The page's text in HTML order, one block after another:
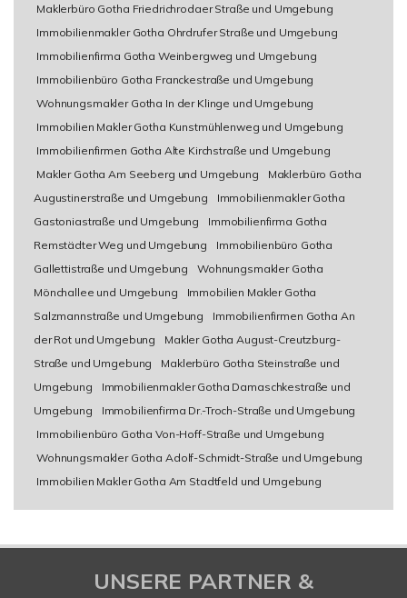
Maklerbüro Gotha Friedrichrodaer Straße und Umgebung
Immobilienmakler Gotha Ohrdrufer Straße und Umgebung
Immobilienfirma Gotha Weinbergweg und Umgebung
Immobilienbüro Gotha Franckestraße und Umgebung
Wohnungsmakler Gotha In der Klinge und Umgebung
Immobilien Makler Gotha Kunstmühlenweg und Umgebung
Immobilienfirmen Gotha Alte Kirchstraße und Umgebung
Makler Gotha Am Seeberg und Umgebung
Maklerbüro Gotha
Augustinerstraße und Umgebung
Immobilienmakler Gotha
Gastoniastraße und Umgebung
Immobilienfirma Gotha
Remstädter Weg und Umgebung
Immobilienbüro Gotha
Gallettistraße und Umgebung
Wohnungsmakler Gotha
Mönchallee und Umgebung
Immobilien Makler Gotha
Salzmannstraße und Umgebung
Immobilienfirmen Gotha An
der Rot und Umgebung
Makler Gotha August-Creutzburg-
Straße und Umgebung
Maklerbüro Gotha Steinstraße und
Umgebung
Immobilienmakler Gotha Damaschkestraße und
Umgebung
Immobilienfirma Dr.-Troch-Straße und Umgebung
Immobilienbüro Gotha Von-Hoff-Straße und Umgebung
Wohnungsmakler Gotha Adolf-Schmidt-Straße und Umgebung
Immobilien Makler Gotha Am Stadtfeld und Umgebung
UNSERE PARTNER &